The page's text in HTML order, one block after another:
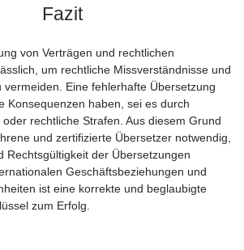
Fazit
von Verträgen und rechtlichen
um rechtliche Missverständnisse und
vermeiden. Eine fehlerhafte Übersetzung
Konsequenzen haben, sei es durch
rechtliche Strafen. Aus diesem Grund
und zertifizierte Übersetzer notwendig,
Rechtsgültigkeit der Übersetzungen
Geschäftsbeziehungen und
ist eine korrekte und beglaubigte
zum Erfolg.